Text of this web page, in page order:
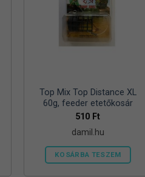
Top Mix Top Distance XL
60g, feeder etetőkosár
510 Ft
damil.hu
KOSÁRBA TESZEM